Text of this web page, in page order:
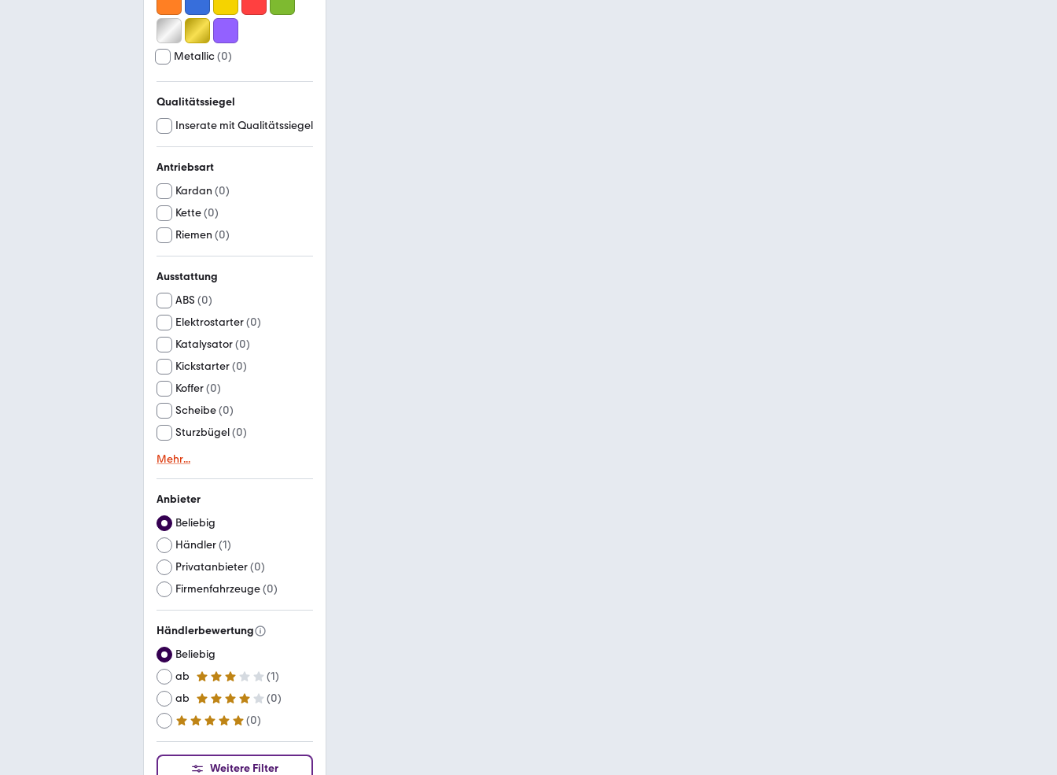
Metallic(0)
Qualitätssiegel
Inserate mit Qualitätssiegel
Antriebsart
Kardan (0)
Kette(0)
Riemen (0)
Ausstattung
ABS (0)
Elektrostarter(0)
Katalysator(0)
Kickstarter(0)
Koffer(0)
Scheibe(0)
Sturzbügel(0)
Mehr...
Anbieter
Beliebig
Händler(1)
Privatanbieter(0)
Firmenfahrzeuge(0)
Händlerbewertung
Beliebig
ab
3 Sterne (1)
ab
4 Sterne (0)
ab
5 Sterne (0)
Weitere Filter